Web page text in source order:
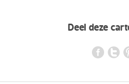
Deel deze
d n